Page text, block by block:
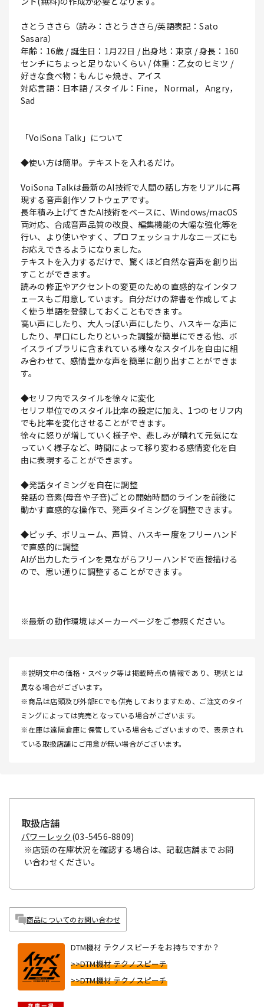
さとうささら（読み：さとうささら/英語表記：Sato
Sasara）
年齢：16歳 / 誕生日：1月22日 / 出身地：東京 / 身長：160
センチにちょっと足りないくらい / 体重：乙女のヒミツ /
好きな食べ物：もんじゃ焼き、アイス
対応言語：日本語 / スタイル：Fine， Normal， Angry，
Sad
「VoiSona Talk」について
◆使い方は簡単。テキストを入れるだけ。
VoiSona Talkは最新のAI技術で人間の話し方をリアルに再
現する音声創作ソフトウェアです。
長年積み上げてきたAI技術をベースに、Windows/macOS
両対応、合成音声品質の改良、編集機能の大幅な強化等を
行い、より使いやすく、プロフェッショナルなニーズにも
お応えできるようになりました。
テキストを入力するだけで、驚くほど自然な音声を創り出
すことができます。
読みの修正やアクセントの変更のための直感的なインタフ
ェースもご用意しています。自分だけの辞書を作成してよ
く使う単語を登録しておくこともできます。
高い声にしたり、大人っぽい声にしたり、ハスキーな声に
したり、早口にしたりといった調整が簡単にできる他、ボ
イスライブラリに含まれている様々なスタイルを自由に組
み合わせて、感情豊かな声を簡単に創り出すことができま
す。
◆セリフ内でスタイルを徐々に変化
セリフ単位でのスタイル比率の設定に加え、1つのセリフ内
でも比率を変化させることができます。
徐々に怒りが増していく様子や、悲しみが晴れて元気にな
っていく様子など、時間によって移り変わる感情変化を自
由に表現することができます。
◆発話タイミングを自在に調整
発話の音素(母音や子音)ごとの開始時間のラインを前後に
動かす直感的な操作で、発声タイミングを調整できます。
◆ピッチ、ボリューム、声質、ハスキー度をフリーハンド
で直感的に調整
AIが出力したラインを見ながらフリーハンドで直接描ける
ので、思い通りに調整することができます。
※最新の動作環境はメーカーページをご参照ください。
※説明文中の価格・スペック等は掲載時点の情報であり、現状とは
異なる場合がございます。
※商品は店頭及び外部ECでも併売しておりますため、ご注文のタイ
ミングによっては完売となっている場合がございます。
※在庫は遠隔倉庫に保管している場合もございますので、表示され
ている取扱店舗にご用意が無い場合がございます。
取扱店舗
パワーレック (03-5456-8809)
※店頭の在庫状況を確認する場合は、記載店舗までお問
い合わせください。
商品についてのお問い合わせ
DTM機材 テクノスピーチをお持ちですか？
>>DTM機材 テクノスピーチ
>>DTM機材 テクノスピーチ